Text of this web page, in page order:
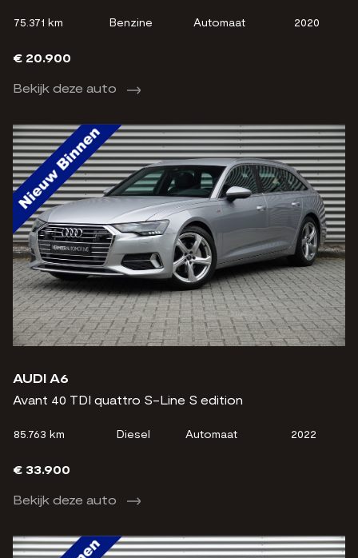
75.371 km Benzine Automaat 2020
€ 20.900
Bekijk deze auto
AUDI A6
Avant 40 TDI quattro S-Line S edition
85.763 km Diesel Automaat 2022
€ 33.900
Bekijk deze auto